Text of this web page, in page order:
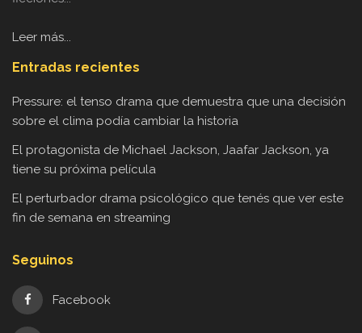
Leer más...
Entradas recientes
Pressure: el tenso drama que demuestra que una decisión
sobre el clima podía cambiar la historia
El protagonista de Michael Jackson, Jaafar Jackson, ya
tiene su próxima película
El perturbador drama psicológico que tenés que ver este
fin de semana en streaming
Seguinos
Facebook